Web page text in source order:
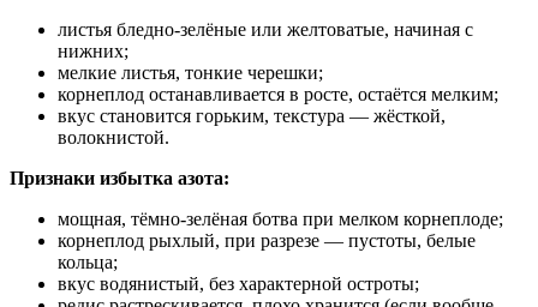
листья бледно-зелёные или желтоватые, начиная с
нижних;
мелкие листья, тонкие черешки;
корнеплод останавливается в росте, остаётся мелким;
вкус становится горьким, текстура — жёсткой,
волокнистой.
Признаки избытка азота:
мощная, тёмно-зелёная ботва при мелком корнеплоде;
корнеплод рыхлый, при разрезе — пустоты, белые
кольца;
вкус водянистый, без характерной остроты;